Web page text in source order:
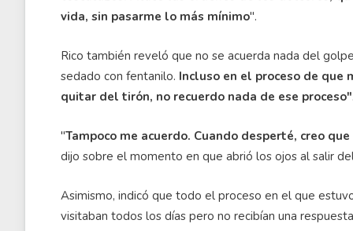
vida, sin pasarme lo más mínimo".
Rico también reveló que no se acuerda nada del
sedado con fentanilo. Incluso en el proceso de que
quitar del tirón, no recuerdo nada de ese proceso"
"Tampoco me acuerdo. Cuando desperté, creo
dijo sobre el momento en que abrió los ojos al salir
Asimismo, indicó que todo el proceso en el que
visitaban todos los días pero no recibían una